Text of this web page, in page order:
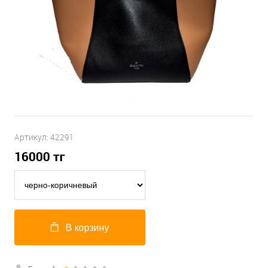
Артикул: 42291
16000 тг
В корзину